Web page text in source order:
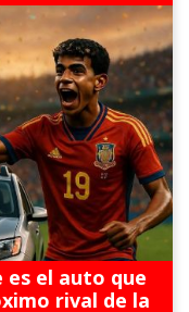
es el auto que
rival de la